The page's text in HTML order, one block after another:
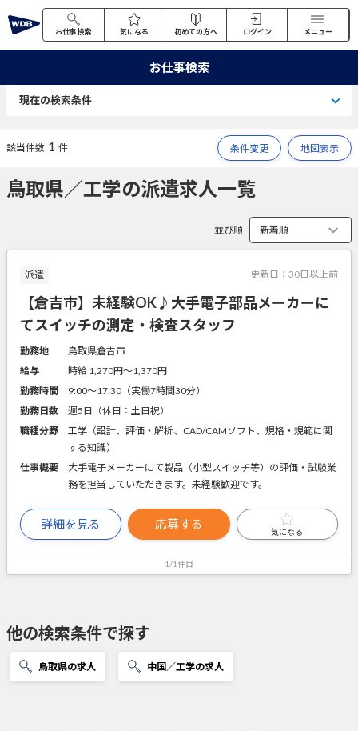
お仕事検索 気になる 初めての方へ ログイン メニュー
お仕事検索
現在の検索条件
該当件数 1 件 条件変更 地図表示
鳥取県／工学の派遣求人一覧
並び順
派遣 更新日： 30日以上前
【倉吉市】未経験OK♪大手電子部品メーカーに
てスイッチの測定・検査スタッフ
勤務地
鳥取県倉吉市
給与
時給 1,270円〜1,370円
勤務時間
9:00～17:30（実働7時間30分）
勤務日数
週5日（休日：土日祝）
職種分野
工学（設計、評価・解析、CAD/CAMソフト、規格・規範に関
する知識）
仕事概要
大手電子メーカーにて製品（小型スイッチ等）の評価・試験業
務を担当していただきます。未経験歓迎です。
詳細を見る 応募する
気になる
1/1件目
他の検索条件で探す
鳥取県の求人 中国／工学の求人